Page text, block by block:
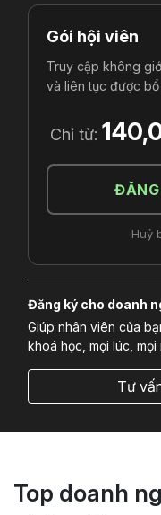
Gói hội viên
Truy cập không
và liên tục được
Chỉ từ:
ĐĂNG
Huỷ
Đăng ký cho doanh
Giúp nhân viên của
khoá học, mọi lúc, mọi
Tư
Top doanh